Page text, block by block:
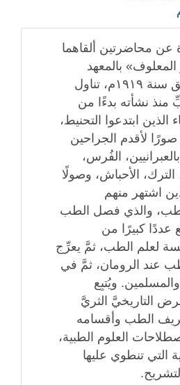
عن محاضرتين ألقاهما
بالمعهد
الطبي في دمشق سنة ١٩١٩م، تناول
منذ نشأته بدءًا من
الذين ابتدعوا التحنيط،
لأقدم الجراحين
الفُرس،
الترك، الأحباش، وصولًا
اشتهر منهم
والذي فصل الطب
عددًا كبيرًا من
لعلم الطب، ثمَّ يعرِّج
عند الرومان، ثمَّ في
ويُتبِع
التاريخيَّ الثريَّ
الطب وأقسامه
العلوم الطبية،
التي تنطوي عليها